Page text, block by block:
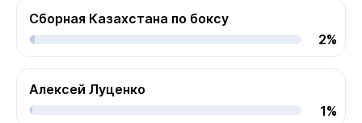
Сборная Казахстана по боксу
2%
Алексей Луценко
1%